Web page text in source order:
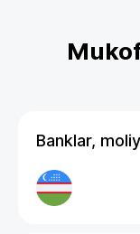
Banklar,